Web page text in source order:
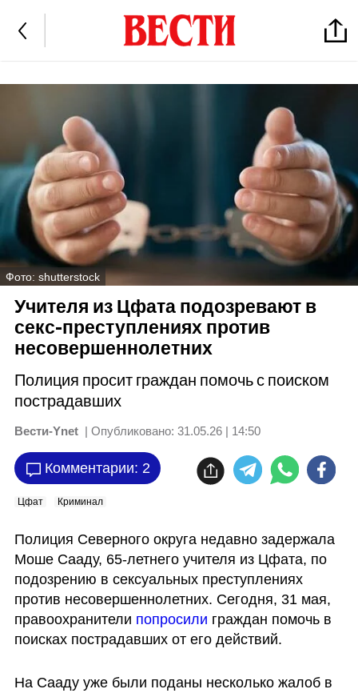
Фото: shutterstock
Учителя из Цфата подозревают в
секс-преступлениях против
несовершеннолетних
Полиция просит граждан помочь с поиском
пострадавших
Вести-Ynet | Опубликовано: 31.05.26 | 14:50
Комментарии: 2
Цфат Криминал
Полиция Северного округа недавно задержала
Моше Сааду, 65-летнего учителя из Цфата, по
подозрению в сексуальных преступлениях
против несовершеннолетних. Сегодня, 31 мая,
правоохранители попросили граждан помочь в
поисках пострадавших от его действий.
На Сааду уже были поданы несколько жалоб в